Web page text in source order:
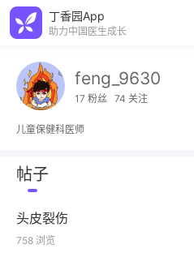
丁香园App
助力中国医生成长
feng_9630
17 粉丝 74 关注
儿童保健科医师
帖子
头皮裂伤
758 浏览